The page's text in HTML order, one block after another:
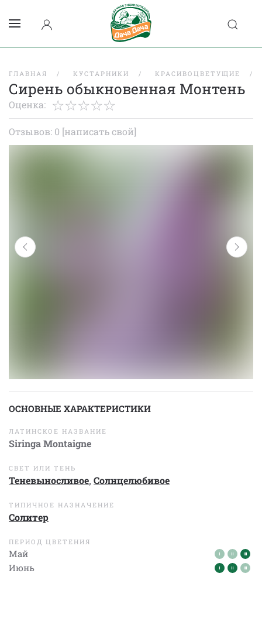
ГЛАВНАЯ КУСТАРНИКИ КРАСИВОЦВЕТУЩИЕ
Сирень обыкновенная Монтень
Оценка:
Отзывов: 0 [написать свой]
ОСНОВНЫЕ ХАРАКТЕРИСТИКИ
ЛАТИНСКОЕ НАЗВАНИЕ
Siringa Montaigne
СВЕТ ИЛИ ТЕНЬ
Теневыносливое, Солнцелюбивое
ТИПИЧНОЕ НАЗНАЧЕНИЕ
Солитер
ПЕРИОД ЦВЕТЕНИЯ
Май
Июнь